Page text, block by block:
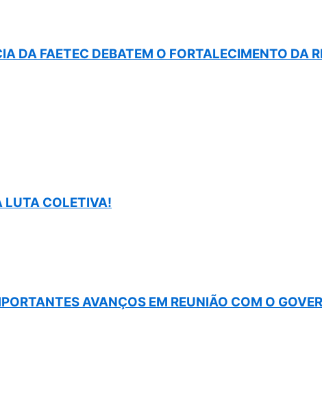
DA FAETEC DEBATEM O FORTALECIMENTO DA
LUTA COLETIVA!
AVANÇOS EM REUNIÃO COM O